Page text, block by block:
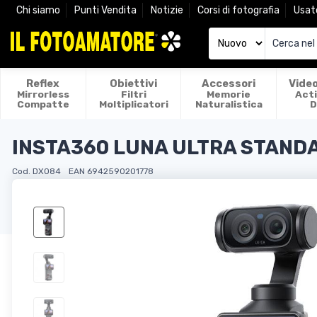
Chi siamo Punti Vendita Notizie Corsi di fotografia
Reflex
Mirrorless
Compatte
Obiettivi
Filtri
Moltiplicatori
Accessori
Memorie
Naturalistica
INSTA360 LUNA ULTRA
Cod. DX084 EAN 6942590201778